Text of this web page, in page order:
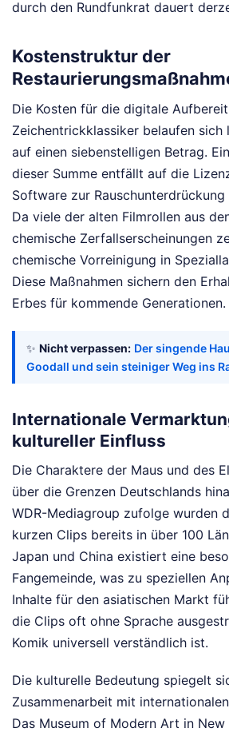
durch den Rundfunkrat dauert
Kostenstruktur der
Die Kosten für die digitale
Zeichentrickklassiker belaufen sich
auf einen siebenstelligen Betrag.
dieser Summe entfällt auf die
Software zur
Da viele der alten Filmrollen aus
chemische Zerfallserscheinungen
chemische Vorreinigung in
Diese Maßnahmen sichern den
Erbes für kommende Generationen.
✨ Nicht verpassen: Der singende
Goodall und sein steiniger Weg ins
Internationale
kultureller Einfluss
Die Charaktere der Maus und des
über die Grenzen Deutschlands
WDR-Mediagroup zufolge wurden
kurzen Clips bereits in über 100
Japan und China existiert eine
Fangemeinde, was zu speziellen
Inhalte für den asiatischen Markt
die Clips oft ohne Sprache
Komik universell verständlich ist.
Die kulturelle Bedeutung spiegelt
Zusammenarbeit mit
Das Museum of Modern Art in